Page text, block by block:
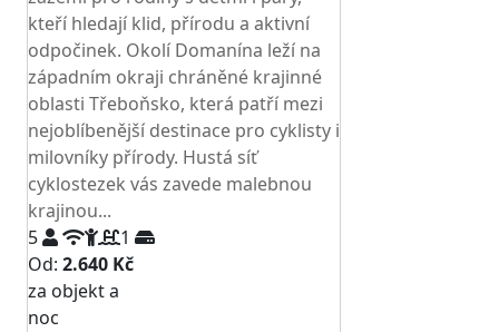
kteří hledají klid, přírodu a aktivní
odpočinek. Okolí Domanína leží na
západním okraji chráněné krajinné
oblasti Třeboňsko, která patří mezi
nejoblíbenější destinace pro cyklisty i
milovníky přírody. Hustá síť
cyklostezek vás zavede malebnou
krajinou...
5
1
Od: 2.640 Kč
za objekt a
noc